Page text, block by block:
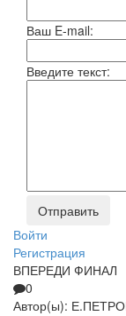
Ваш E-mail:
Введите текст:
Войти
Регистрация
ВПЕРЕДИ ФИНАЛ
0
Автор(ы):